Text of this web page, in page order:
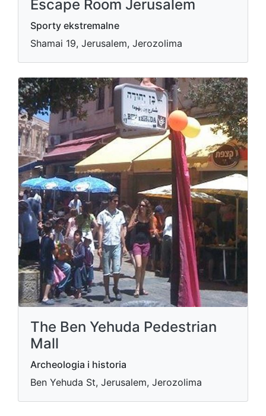
Escape Room Jerusalem
Sporty ekstremalne
Shamai 19, Jerusalem, Jerozolima
The Ben Yehuda Pedestrian
Mall
Archeologia i historia
Ben Yehuda St, Jerusalem, Jerozolima